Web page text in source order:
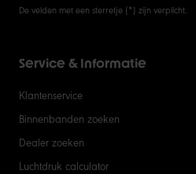
De velden met een sterretje (*) zijn verplicht.
Service & Informatie
Klantenservice
Binnenbanden zoeken
Dealer zoeken
Luchtdruk calculator